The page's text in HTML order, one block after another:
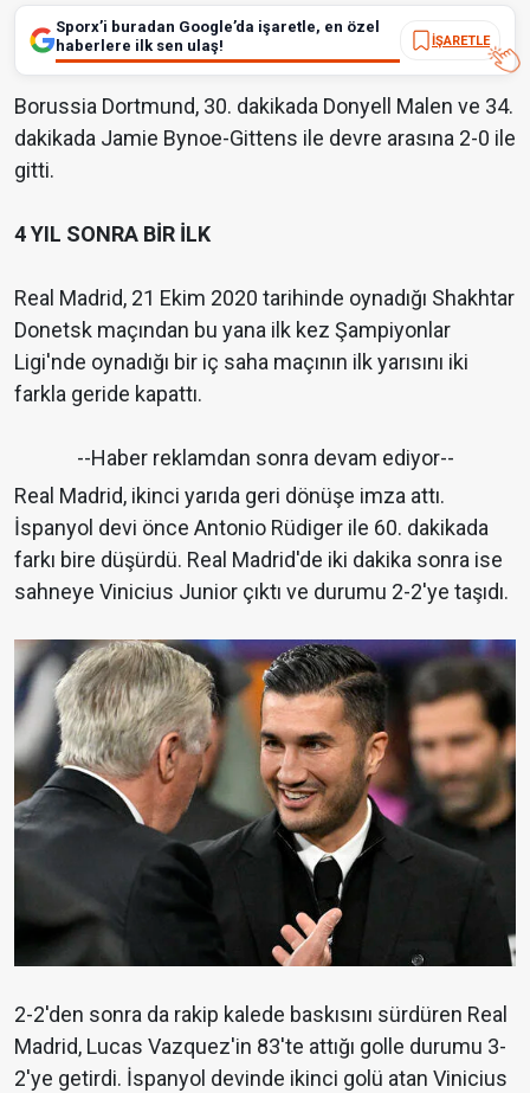
Sporx’i buradan Google’da işaretle, en özel
haberlere ilk sen ulaş!
İŞARETLE
Borussia Dortmund, 30. dakikada Donyell Malen ve 34.
dakikada Jamie Bynoe-Gittens ile devre arasına 2-0 ile
gitti.
4 YIL SONRA BİR İLK
Real Madrid, 21 Ekim 2020 tarihinde oynadığı Shakhtar
Donetsk maçından bu yana ilk kez Şampiyonlar
Ligi'nde oynadığı bir iç saha maçının ilk yarısını iki
farkla geride kapattı.
--Haber reklamdan sonra devam ediyor--
Real Madrid, ikinci yarıda geri dönüşe imza attı.
İspanyol devi önce Antonio Rüdiger ile 60. dakikada
farkı bire düşürdü. Real Madrid'de iki dakika sonra ise
sahneye Vinicius Junior çıktı ve durumu 2-2'ye taşıdı.
2-2'den sonra da rakip kalede baskısını sürdüren Real
Madrid, Lucas Vazquez'in 83'te attığı golle durumu 3-
2'ye getirdi. İspanyol devinde ikinci golü atan Vinicius